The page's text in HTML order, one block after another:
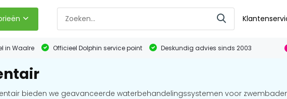
in Waalre Officieel Dolphin service point Deskundig advies sinds 2003
bieden we geavanceerde waterbehandelingssystemen voor